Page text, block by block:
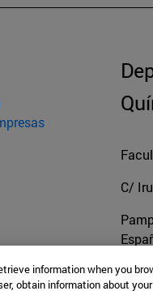
C/
information when you
obtain information about your